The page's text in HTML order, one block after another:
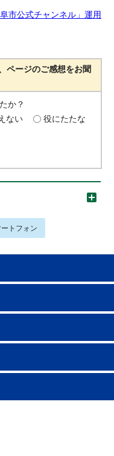
市公式チャンネル」運用
ページのご感想をお聞
か？
ない
役にたたな
ートフォン